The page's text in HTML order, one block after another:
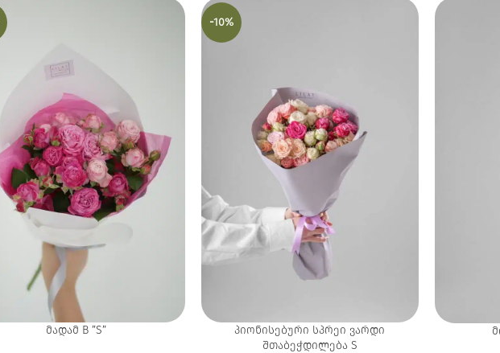
მადამ B ”S”
-10%
პიონისებური სპრეი ვარდი
შთაბეჭდილება S